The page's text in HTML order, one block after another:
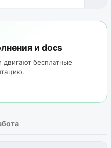
и docs
двигают бесплатные